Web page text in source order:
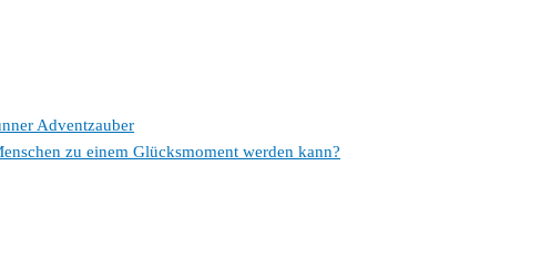
Adventzauber
zu einem Glücksmoment werden kann?